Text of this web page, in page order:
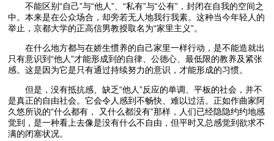
不能区别“自己”与“他人”、“私有”与“公有”，封闭在自我的空间之
中。本来是在公众场合，却旁若无人地我行我素。这种当今年轻人的
举止，京都大学的正高信男教授取名为“家里主义”。
在什么地方都与在娇生惯养的自己家里一样行动，是不能造就出
只有意识到“他人”才能形成到的自律、公德心、最低限的教养及紧张
感。这是因为它是只有通过持续努力的意识，才能形成的习惯。
但是，没有抵抗感、缺乏“他人”反应的单调、平板的社会，并不
是真正的自由社会。它会令人感到不畅快、难以过活。正如作曲家阿
久悠所说的“什么都有， 又什么都没有”那样，人们已经隐隐约约地感
觉到，是一种看上去像是没有什么不自由，但平时又总感觉到欲求不
满的闭塞状况。